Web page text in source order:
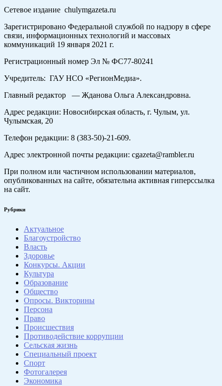
Сетевое издание chulymgazeta.ru
Зарегистрировано Федеральной службой по надзору в сфере
связи, информационных технологий и массовых
коммуникаций 19 января 2021 г.
Регистрационный номер Эл № ФС77-80241
Учредитель: ГАУ НСО «РегионМедиа».
Главный редактор — Жданова Ольга Александровна.
Адрес редакции: Новосибирская область, г. Чулым, ул.
Чулымская, 20
Телефон редакции: 8 (383-50)-21-609.
Адрес электронной почты редакции: cgazeta@rambler.ru
При полном или частичном использовании материалов,
опубликованных на сайте, обязательна активная гиперссылка
на сайт.
Рубрики
Актуальное
Благоустройство
Власть
Здоровье
Конкурсы. Акции
Культура
Образование
Общество
Опросы. Викторины
Персона
Право
Происшествия
Противодействие коррупции
Сельская жизнь
Специальный проект
Спорт
Фотогалерея
Экономика